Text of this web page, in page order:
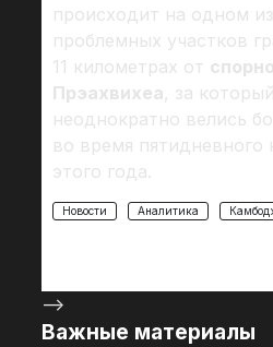
происходит на одном
проблемных участков
11 километрах от
Прэахвихеа, за
неоднократно велись
во время пятидневного
этого года.
Новости Аналитика
-->
Важные материалы